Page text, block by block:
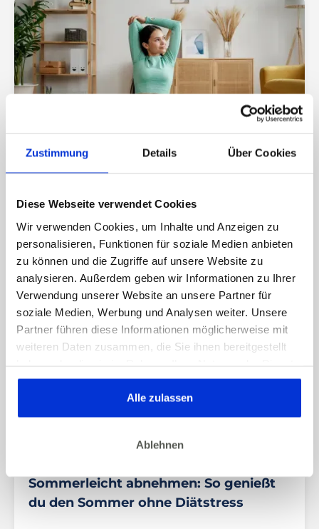
Zustimmung Details Über Cookies
Diese Webseite verwendet Cookies
Wir verwenden Cookies, um Inhalte und Anzeigen zu
personalisieren, Funktionen für soziale Medien anbieten
zu können und die Zugriffe auf unsere Website zu
analysieren. Außerdem geben wir Informationen zu Ihrer
Verwendung unserer Website an unsere Partner für
soziale Medien, Werbung und Analysen weiter. Unsere
Partner führen diese Informationen möglicherweise mit
weiteren Daten zusammen, die Sie ihnen bereitgestellt
gesammelt haben. Dies gilt auch für Gesundheitsdaten,
die gegebenenfalls für die Kursdurchführung erhoben
werden.
Alle zulassen
Ablehnen
07/2026 BEWEGUNG & KÖRPERGEFÜHL
Sommerleicht abnehmen: So genießt
du den Sommer ohne Diätstress